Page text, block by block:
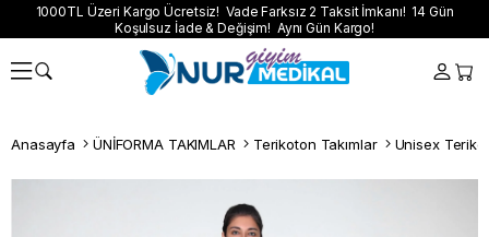
1000TL Üzeri Kargo Ücretsiz! Vade Farksız 2 Taksit İmkanı! 14 Gün
Koşulsuz İade & Değişim! Aynı Gün Kargo!
Anasayfa ÜNİFORMA TAKIMLAR Terikoton Takımlar